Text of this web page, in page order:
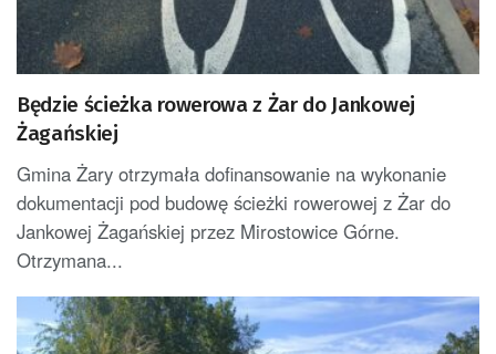
Będzie ścieżka rowerowa z Żar do Jankowej
Żagańskiej
Gmina Żary otrzymała dofinansowanie na wykonanie
dokumentacji pod budowę ścieżki rowerowej z Żar do
Jankowej Żagańskiej przez Mirostowice Górne.
Otrzymana...